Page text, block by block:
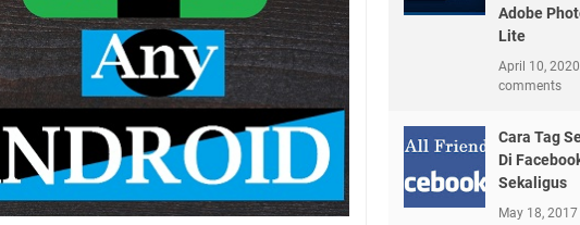
Adobe
Lite
April 10, 2020
comments
Cara Tag
Di
Sekaligus
May 18, 2017